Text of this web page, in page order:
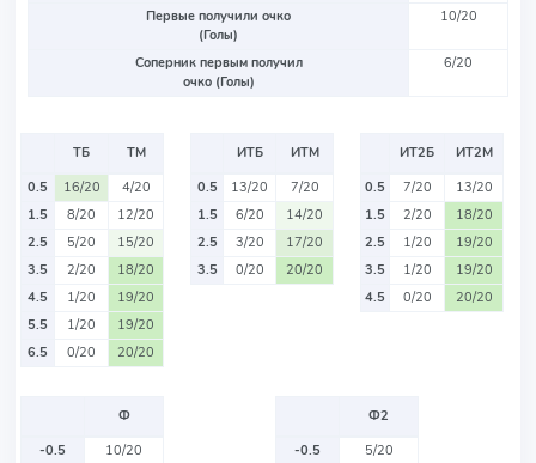
Первые получили очко
(Голы)
10/20
Соперник первым получил
очко (Голы)
6/20
ТБ
ТМ
0.5
16/20
4/20
1.5
8/20
12/20
2.5
5/20
15/20
3.5
2/20
18/20
4.5
1/20
19/20
5.5
1/20
19/20
6.5
0/20 20/20
ИТБ
ИТМ
0.5
13/20
7/20
1.5
6/20
14/20
2.5
3/20
17/20
3.5
0/20 20/20
ИТ2Б
ИТ2М
0.5
7/20
13/20
1.5
2/20
18/20
2.5
1/20
19/20
3.5
1/20
19/20
4.5
0/20 20/20
Ф
-0.5
10/20
Ф2
-0.5
5/20